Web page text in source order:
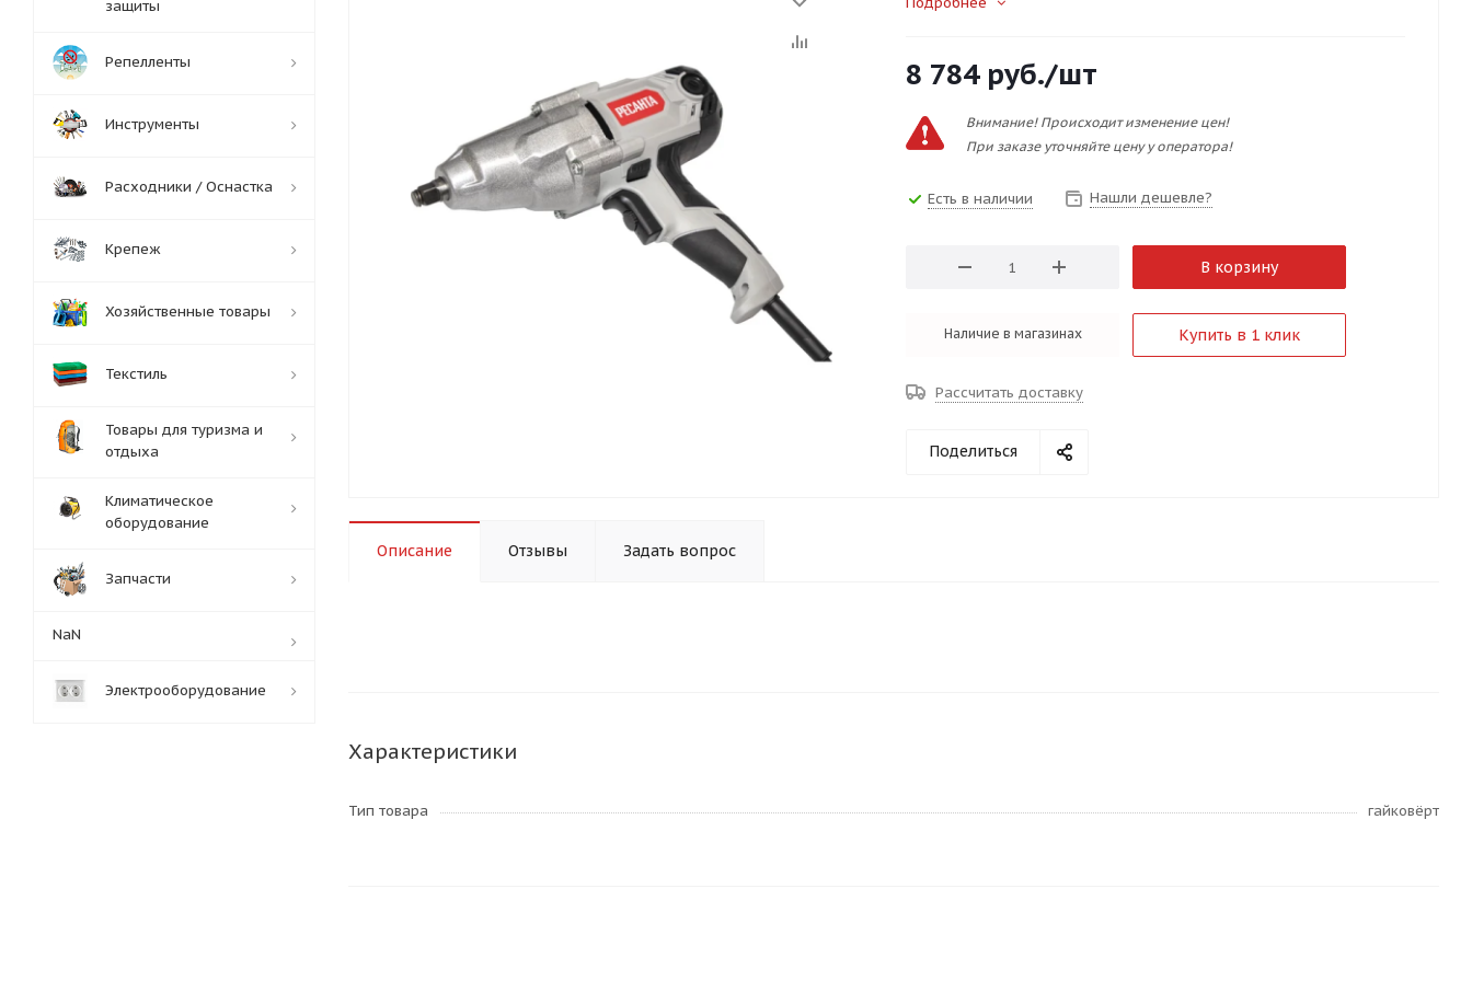
8 784руб./шт
Внимание! Происходит изменение цен!
При заказе уточняйте цену у оператора!
Есть в наличии Нашли дешевле?
В корзину
Наличие в магазинах Купить в 1 клик
Рассчитать доставку
Поделиться
Описание Отзывы Задать вопрос
Характеристики
Тип товара гайковёрт
защиты
Репелленты
Инструменты
Расходники / Оснастка
Крепеж
Хозяйственные товары
Текстиль
Товары для туризма и
отдыха
Климатическое
оборудование
Запчасти
NaN
Электрооборудование